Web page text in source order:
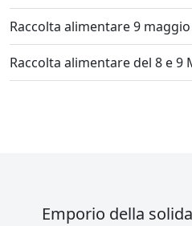
Raccolta alimentare 9
Raccolta alimentare del 8 e 9
Emporio della